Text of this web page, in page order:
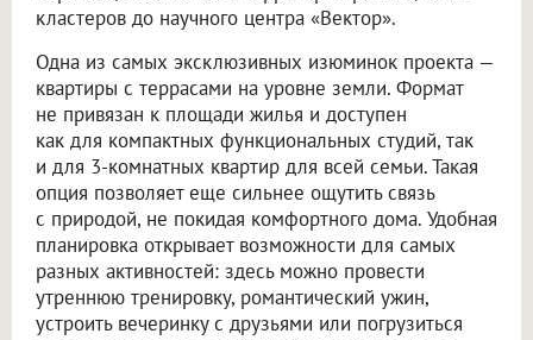
кластеров до научного центра «Вектор».
Одна из самых эксклюзивных изюминок проекта —
квартиры с террасами на уровне земли. Формат
не привязан к площади жилья и доступен
как для компактных функциональных студий, так
и для 3-комнатных квартир для всей семьи. Такая
опция позволяет еще сильнее ощутить связь
с природой, не покидая комфортного дома. Удобная
планировка открывает возможности для самых
разных активностей: здесь можно провести
утреннюю тренировку, романтический ужин,
устроить вечеринку с друзьями или погрузиться